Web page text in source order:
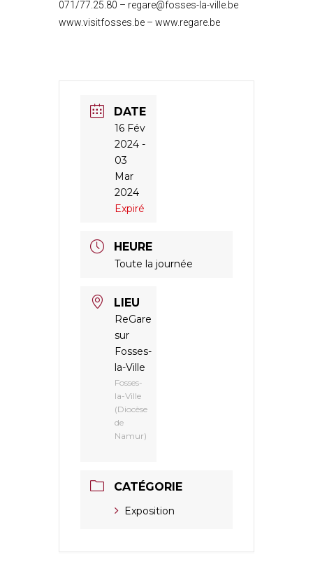
071/77.25.80 – regare@fosses-la-ville.be
www.visitfosses.be – www.regare.be
DATE
16 Fév
2024 -
03
Mar
2024
Expiré
HEURE
Toute la journée
LIEU
ReGare
sur
Fosses-
la-Ville
Fosses-
la-Ville
(Diocèse
de
Namur)
CATÉGORIE
Exposition